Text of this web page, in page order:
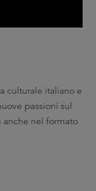
culturale italiano e
passioni sul
nel formato